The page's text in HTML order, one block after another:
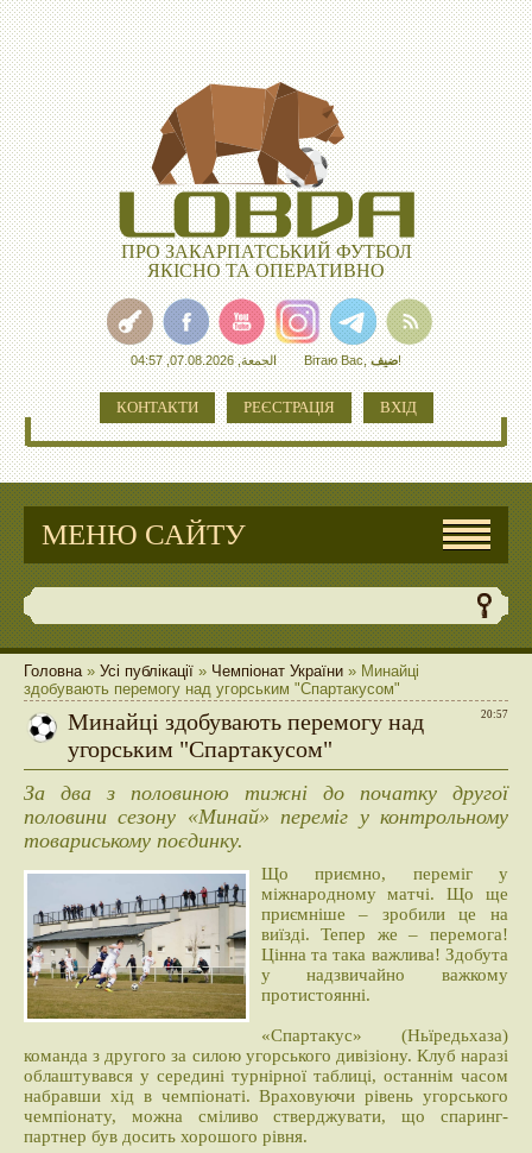
ПРО ЗАКАРПАТСЬКИЙ ФУТБОЛ
ЯКІСНО ТА ОПЕРАТИВНО
الجمعة, 07.08.2026, 04:57 Вітаю Вас,ضيف!
КОНТАКТИ РЕЄСТРАЦІЯ ВХІД
МЕНЮ САЙТУ
Головна» Усі публікації » Чемпіонат України » Минайці
здобувають перемогу над угорським "Спартакусом"
20:57
Минайці здобувають перемогу над
угорським "Спартакусом"
За два з половиною тижні до початку другої
половини сезону «Минай» переміг у контрольному
товариському поєдинку.
Що приємно, переміг у
міжнародному матчі. Що ще
приємніше – зробили це на
виїзді. Тепер же – перемога!
Цінна та така важлива! Здобута
у надзвичайно важкому
протистоянні.
«Спартакус» (Ньїредьхаза)
команда з другого за силою угорського дивізіону. Клуб наразі
облаштувався у середині турнірної таблиці, останнім часом
набравши хід в чемпіонаті. Враховуючи рівень угорського
чемпіонату, можна сміливо стверджувати, що спаринг-
партнер був досить хорошого рівня.